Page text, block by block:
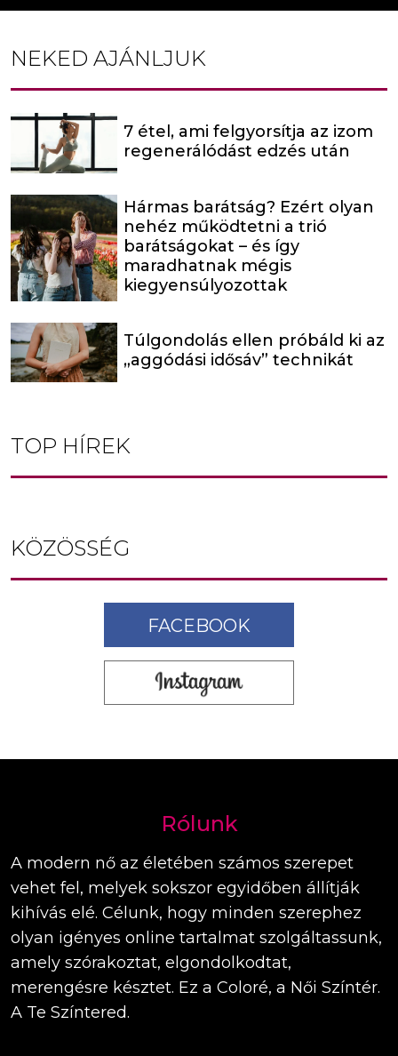
NEKED AJÁNLJUK
7 étel, ami felgyorsítja az izom
regenerálódást edzés után
Hármas barátság? Ezért olyan
nehéz működtetni a trió
barátságokat – és így
maradhatnak mégis
kiegyensúlyozottak
Túlgondolás ellen próbáld ki az
„aggódási idősáv” technikát
TOP HÍREK
KÖZÖSSÉG
FACEBOOK
Rólunk
A modern nő az életében számos szerepet
vehet fel, melyek sokszor egyidőben állítják
kihívás elé. Célunk, hogy minden szerephez
olyan igényes online tartalmat szolgáltassunk,
amely szórakoztat, elgondolkodtat,
merengésre késztet. Ez a Coloré, a Női Színtér.
A Te Színtered.